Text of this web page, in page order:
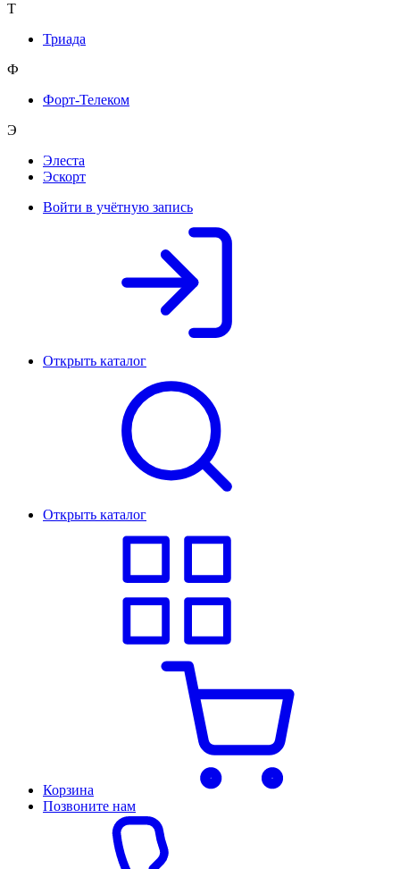
Т
Триада
Ф
Форт-Телеком
Э
Элеста
Эскорт
Войти в учётную запись
Открыть каталог
Открыть каталог
Корзина
Позвоните нам